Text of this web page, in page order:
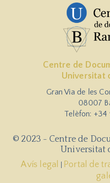
Centre de
Universitat
Gran Via de les
08007
Telèfon:
© 2023 - Centre de
Universitat
Avís legal
Portal de